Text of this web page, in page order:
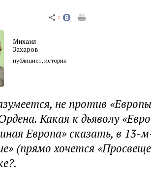
Михаил
Захаров
публицист, историк
не против
Какая к дьяволу
Европа» сказать, в 13-
(прямо хочется